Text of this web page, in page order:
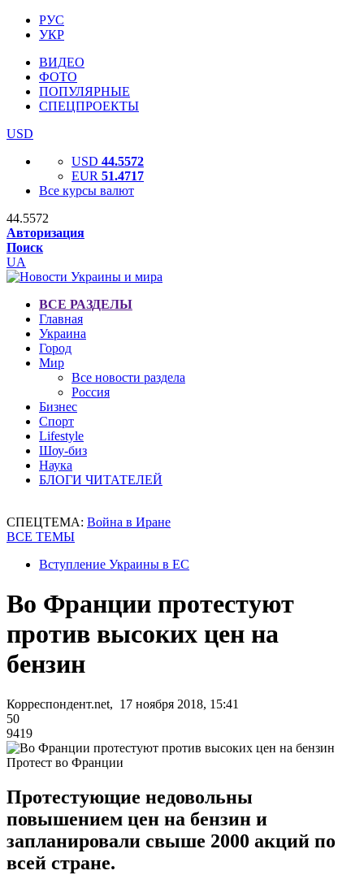
РУС
УКР
ВИДЕО
ФОТО
ПОПУЛЯРНЫЕ
СПЕЦПРОЕКТЫ
USD
USD 44.5572
EUR 51.4717
Все курсы валют
44.5572
Авторизация
Поиск
UA
ВСЕ РАЗДЕЛЫ
Главная
Украина
Город
Мир
Все новости раздела
Россия
Бизнес
Спорт
Lifestyle
Шоу-биз
Наука
БЛОГИ ЧИТАТЕЛЕЙ
СПЕЦТЕМА: Война в Иране
ВСЕ ТЕМЫ
Вступление Украины в ЕС
Во Франции протестуют
против высоких цен на
бензин
Корреспондент.net, 17 ноября 2018, 15:41
50
9419
Протест во Франции
Протестующие недовольны
повышением цен на бензин и
запланировали свыше 2000 акций по
всей стране.